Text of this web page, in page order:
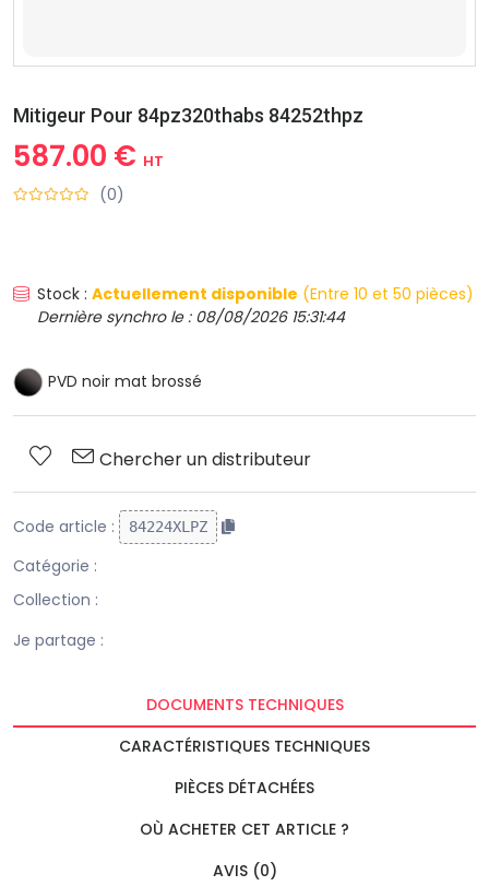
Mitigeur Pour 84pz320thabs 84252thpz
587.00 € HT
(0)
Stock : Actuellement disponible (Entre 10 et 50 pièces)
Dernière synchro le : 08/08/2026 15:31:44
PVD noir mat brossé
Chercher un distributeur
Code article : 84224XLPZ
Catégorie :
Collection :
Je partage :
DOCUMENTS TECHNIQUES
CARACTÉRISTIQUES TECHNIQUES
PIÈCES DÉTACHÉES
OÙ ACHETER CET ARTICLE ?
AVIS (0)